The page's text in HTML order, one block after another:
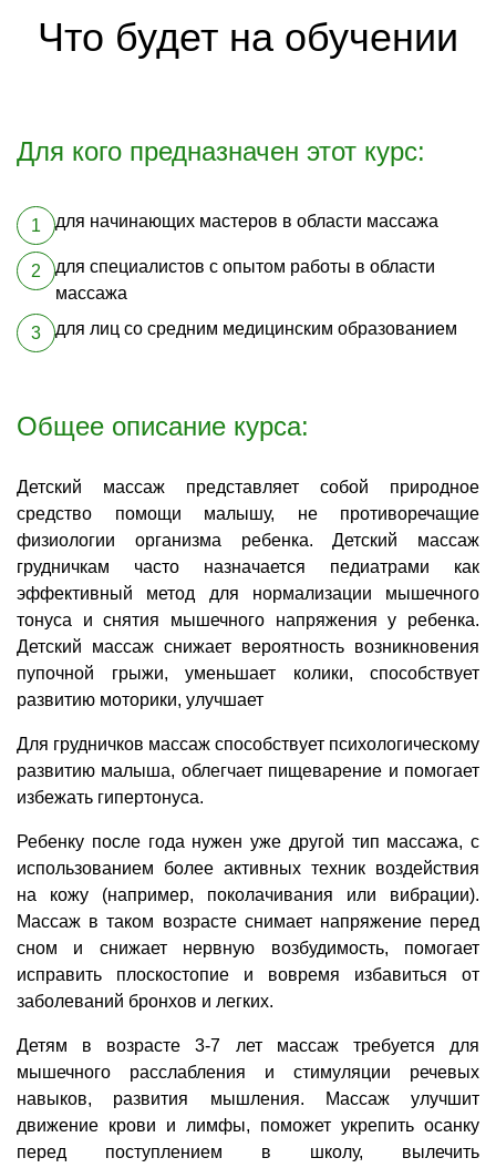
Что будет на обучении
Для кого предназначен этот курс:
для начинающих мастеров в области массажа
для специалистов с опытом работы в области
массажа
для лиц со средним медицинским образованием
Общее описание курса:
Детский массаж представляет собой природное
средство помощи малышу, не противоречащие
физиологии организма ребенка. Детский массаж
грудничкам часто назначается педиатрами как
эффективный метод для нормализации мышечного
тонуса и снятия мышечного напряжения у ребенка.
Детский массаж снижает вероятность возникновения
пупочной грыжи, уменьшает колики, способствует
развитию моторики, улучшает
Для грудничков массаж способствует психологическому
развитию малыша, облегчает пищеварение и помогает
избежать гипертонуса.
Ребенку после года нужен уже другой тип массажа, с
использованием более активных техник воздействия
на кожу (например, поколачивания или вибрации).
Массаж в таком возрасте снимает напряжение перед
сном и снижает нервную возбудимость, помогает
исправить плоскостопие и вовремя избавиться от
заболеваний бронхов и легких.
Детям в возрасте 3-7 лет массаж требуется для
мышечного расслабления и стимуляции речевых
навыков, развития мышления. Массаж улучшит
движение крови и лимфы, поможет укрепить осанку
перед поступлением в школу, вылечить